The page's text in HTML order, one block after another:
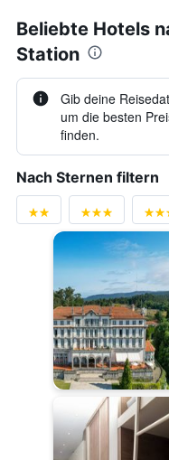
Beliebte Hotels
Station
Gib deine
um die besten
finden.
Nach Sternen filtern